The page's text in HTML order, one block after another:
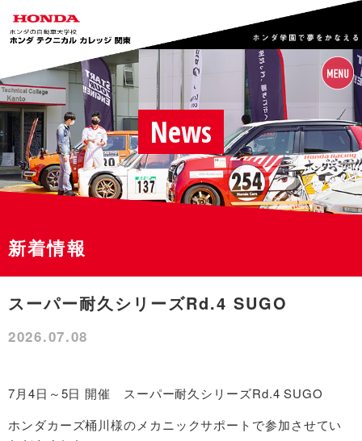
News
新着情報
スーパー耐久シリーズRd.4 SUGO
2026.07.08
7月4日～5日 開催 スーパー耐久シリーズRd.4 SUGO
ホンダカーズ桶川様のメカニックサポートで参加させてい